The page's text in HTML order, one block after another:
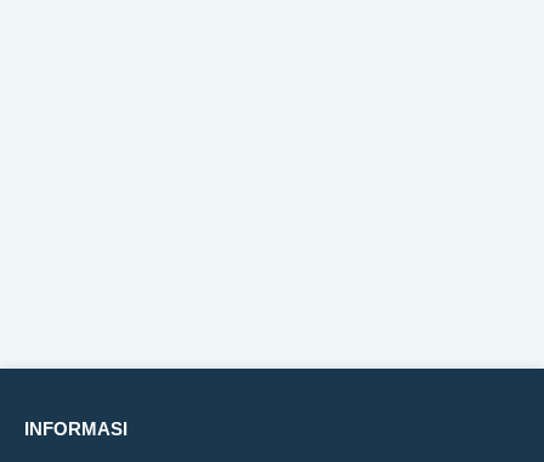
INFORMASI